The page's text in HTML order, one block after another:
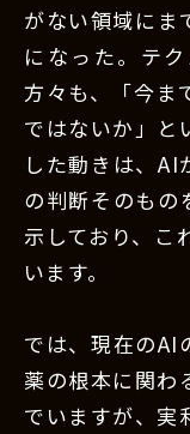
がない領域にま
になった。テ
方々も、「今ま
ではないか」と
した動きは、AI
の判断そのもの
示しており、こ
います。
では、現在のAI
薬の根本に関わ
でいますが、実